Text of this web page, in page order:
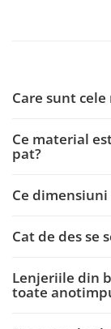
Care sunt
Ce material
pat?
Ce
Cat de des se
Lenjeriile din
toate